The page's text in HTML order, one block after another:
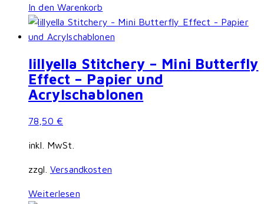
In den Warenkorb
lillyella Stitchery – Mini Butterfly
Effect – Papier und
Acrylschablonen
78,50 €
inkl. MwSt.
zzgl. Versandkosten
Weiterlesen